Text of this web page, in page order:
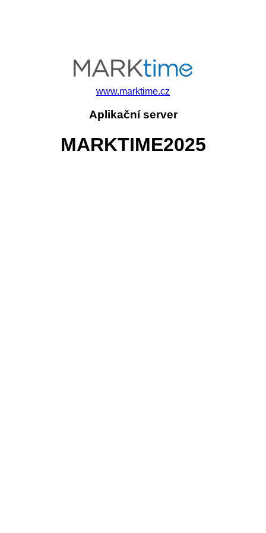
www.marktime.cz
Aplikační server
MARKTIME2025